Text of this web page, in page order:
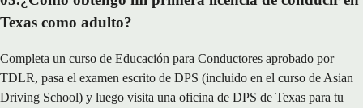
Texas como adulto?
Completa un curso de Educación para Conductores aprobado por
TDLR, pasa el examen escrito de DPS (incluido en el curso de Asian
Driving School) y luego visita una oficina de DPS de Texas para tu